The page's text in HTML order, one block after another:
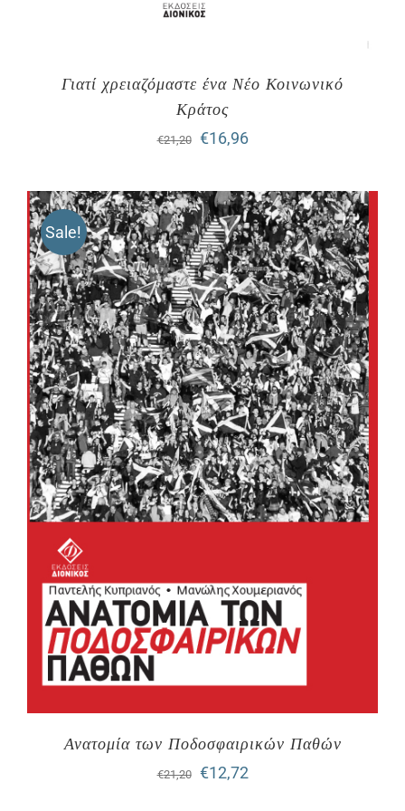
Γιατί χρειαζόμαστε ένα Νέο Κοινωνικό
Κράτος
€21,20
Original
was:
€21,20.
€16,96Η
τιμή
είναι:
€16,96.
Sale!
Ανατομία των Ποδοσφαιρικών Παθών
€21,20
Original
€12,72Η